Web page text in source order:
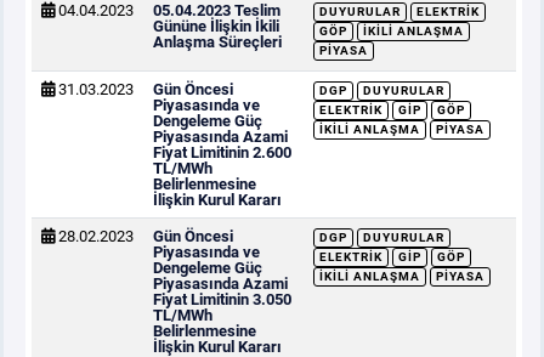
04.04.2023
05.04.2023 Teslim
Gününe İlişkin İkili
Anlaşma Süreçleri
DUYURULAR
ELEKTRIK
GÖP
İKILI ANLAŞMA
PIYASA
31.03.2023
Gün Öncesi
Piyasasında ve
Dengeleme Güç
Piyasasında Azami
Fiyat Limitinin 2.600
TL/MWh
Belirlenmesine
İlişkin Kurul Kararı
DGP
DUYURULAR
ELEKTRIK
GİP
GÖP
İKILI ANLAŞMA
PIYASA
28.02.2023
Gün Öncesi
Piyasasında ve
Dengeleme Güç
Piyasasında Azami
Fiyat Limitinin 3.050
TL/MWh
Belirlenmesine
İlişkin Kurul Kararı
DGP
DUYURULAR
ELEKTRIK
GİP
GÖP
İKILI ANLAŞMA
PIYASA